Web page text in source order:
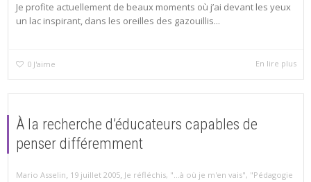
Je profite actuellement de beaux moments où j’ai devant les yeux
un lac inspirant, dans les oreilles des gazouillis...
0 J'aime En lire plus
À la recherche d’éducateurs capables de
penser différemment
Mario Asselin, 19 juillet 2005, Je réfléchis, "...à où je m'en vais", "Pédagogie